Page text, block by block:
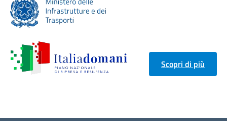
Scopri di più